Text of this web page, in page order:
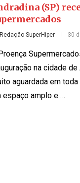
(SP)
SuperHiper 30
na cidade
aguardada em
espaço amplo e …